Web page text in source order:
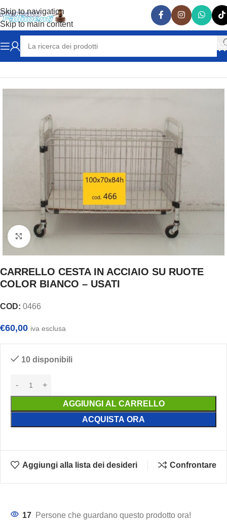
Skip to navigation
Skip to main content
Home ATTREZZATURE MAGAZZINO CARRELLI A VASCA
Clicca per ingrandire
CARRELLO CESTA IN ACCIAIO SU RUOTE
COLOR BIANCO – USATI
COD: 0466
€60,00 iva esclusa
10 disponibili
AGGIUNGI AL CARRELLO
ACQUISTA ORA
Aggiungi alla lista dei desideri Confrontare
17 Persone che guardano questo prodotto ora!